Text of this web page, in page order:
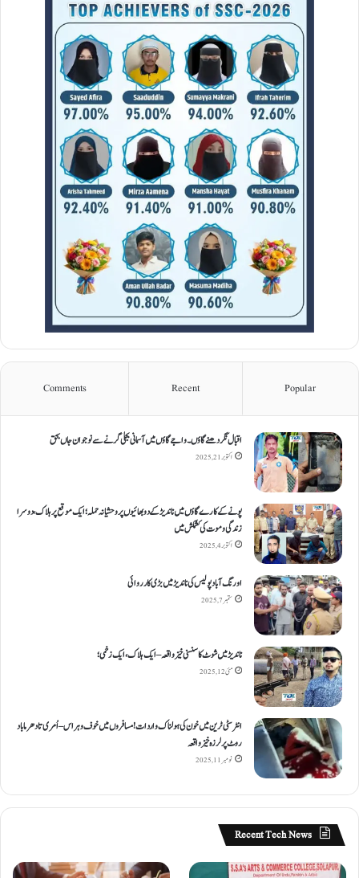
Popular
Recent
Comments
اقبال نگر دھنےگاؤں۔ واجےگاؤں میں آسمانی بجلی گرنے سے نوجوان جاں بحق
اکتوبر 21, 2025
پونے کے کارےگاؤں میں ناندیڑ کے دو بھائیوں پر وحشیانہ حملہ؛ ایک موقع پر ہلاک، دوسرا
زندگی و موت کی کشمکش میں
اکتوبر 4, 2025
اورنگ آباد پولیس کی ناندیڑ میں بڑی کارروائی
ستمبر 7, 2025
ناندیڑ میں شوٹ کا سنسنی خیز واقعہ – ایک ہلاک، ایک زخمی؛
مئی 12, 2025
انٹر سٹی ٹرین میں خون کی ہولناک واردات! مسافروں میں خوف و ہراس – اُمری تا دھرما باد
روٹ پر لرزہ خیز واقعہ
نومبر 11, 2025
Recent Tech News